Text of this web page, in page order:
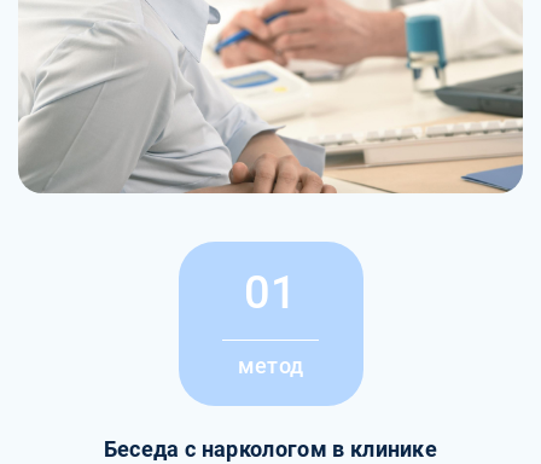
01
метод
Беседа с наркологом в клинике